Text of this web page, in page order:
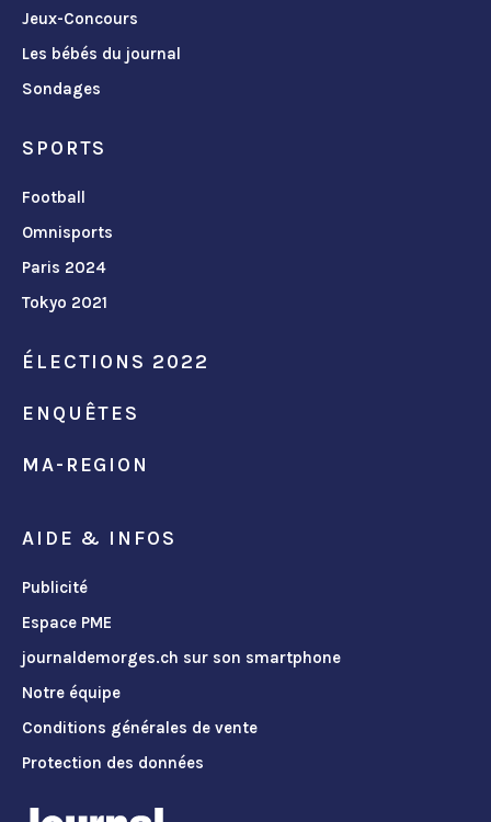
Jeux-Concours
Les bébés du journal
Sondages
SPORTS
Football
Omnisports
Paris 2024
Tokyo 2021
ÉLECTIONS 2022
ENQUÊTES
MA-REGION
AIDE & INFOS
Publicité
Espace PME
journaldemorges.ch sur son smartphone
Notre équipe
Conditions générales de vente
Protection des données